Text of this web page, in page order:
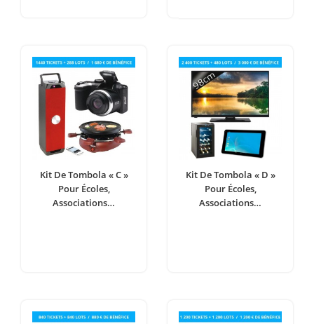
Kit De Tombola « C »
Pour Écoles,
Associations…
Kit De Tombola « D »
Pour Écoles,
Associations…